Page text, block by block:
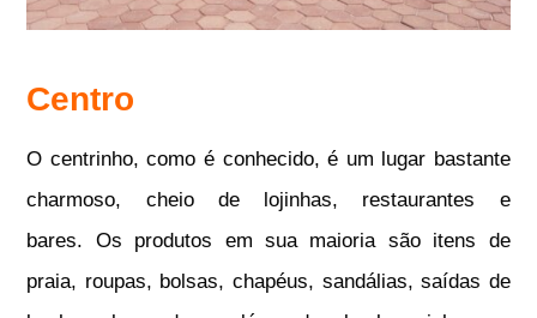
Centro
O centrinho, como é conhecido, é um lugar bastante
charmoso, cheio de lojinhas, restaurantes e
bares. Os produtos em sua maioria são itens de
praia, roupas, bolsas, chapéus, sandálias, saídas de